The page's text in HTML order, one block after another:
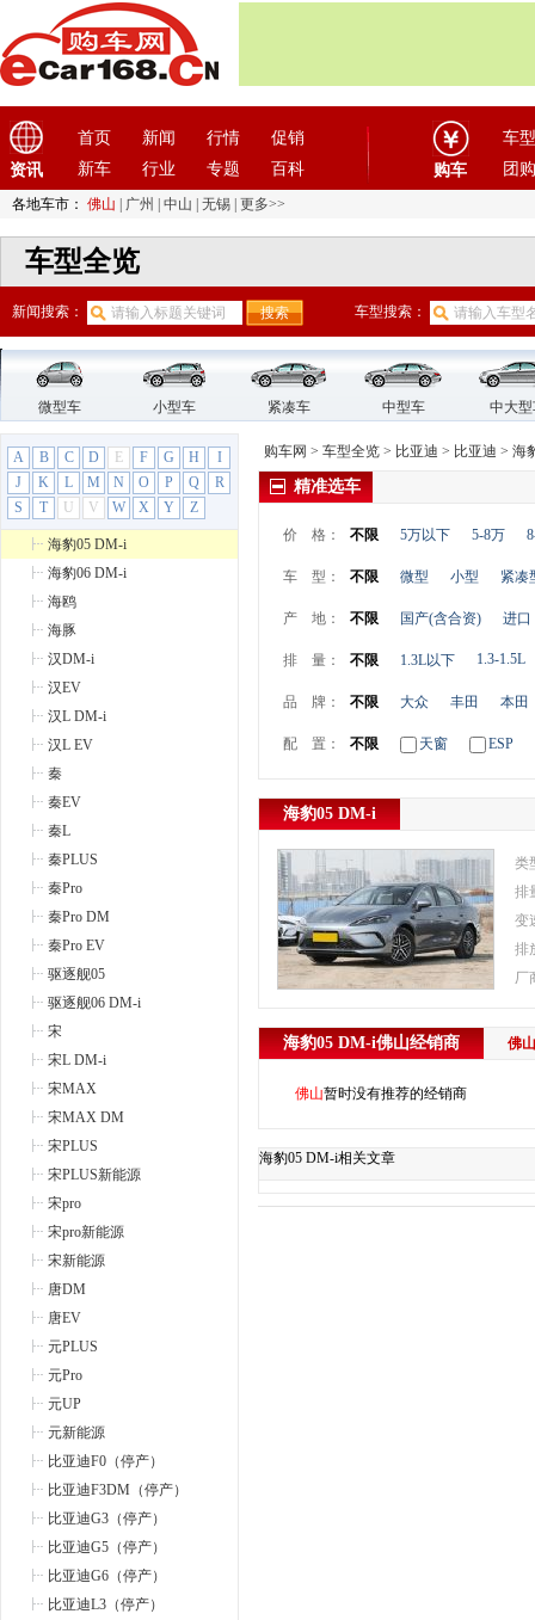
资讯
首页 新闻 行情
促销
新车
行业 专题 百科 购车
车型
团购
各地车市： 佛山 广州 中山 无锡 更多>>
车型全览
新闻搜索： 车型搜索：
微型车 小型车 紧凑车 中型车 中大
A B C D E F G H
I
J
K L M N O P Q
R
S
T U V W X Y Z
奔驰(63)
奔腾(15)
本田(31)
比亚迪
(56)
比亚迪 (56)
比亚迪D1
比亚迪e2
比亚迪e3
比亚迪e5
比亚迪F3
比亚迪海狮06EV
比亚迪唐
比亚迪夏
海豹
海豹05 DM-i
海豹06 DM-i
海鸥
海豚
汉DM-i
汉EV
汉L DM-i
汉L EV
秦
秦EV
秦L
秦PLUS
秦Pro
秦Pro DM
秦Pro EV
驱逐舰05
驱逐舰06 DM-i
宋
宋L DM-i
宋MAX
宋MAX DM
宋PLUS
宋PLUS新能源
宋pro
宋pro新能源
宋新能源
唐DM
唐EV
元PLUS
元Pro
元UP
元新能源
比亚迪F0（停产）
比亚迪F3DM（停产）
比亚迪G3（停产）
比亚迪G5（停产）
比亚迪G6（停产）
比亚迪L3（停产）
购车网 > 车型全览 > 比亚迪 > 比亚迪 > 海
精准选车
价 格： 不限 5万以下 5-8万
车 型： 不限 微型 小型 紧凑
产 地： 不限 国产(含合资) 进口
排 量： 不限 1.3L以下 1.3-1.5L
品 牌： 不限 大众 丰田 本田
配 置： 不限 天窗 ESP
海豹05 DM-i
类
排
变
排
厂
海豹05 DM-i佛山经销商 佛山
佛山暂时没有推荐的经销商
海豹05 DM-i相关文章